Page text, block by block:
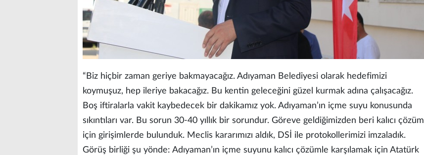
“Biz hiçbir zaman geriye bakmayacağız. Adıyaman Belediyesi olarak hedefimizi
koymuşuz, hep ileriye bakacağız. Bu kentin geleceğini güzel kurmak adına çalışacağız.
Boş iftiralarla vakit kaybedecek bir dakikamız yok. Adıyaman’ın içme suyu konusunda
sıkıntıları var. Bu sorun 30-40 yıllık bir sorundur. Göreve geldiğimizden beri kalıcı çözüm
için girişimlerde bulunduk. Meclis kararımızı aldık, DSİ ile protokollerimizi imzaladık.
Görüş birliği şu yönde: Adıyaman’ın içme suyunu kalıcı çözümle karşılamak için Atatürk